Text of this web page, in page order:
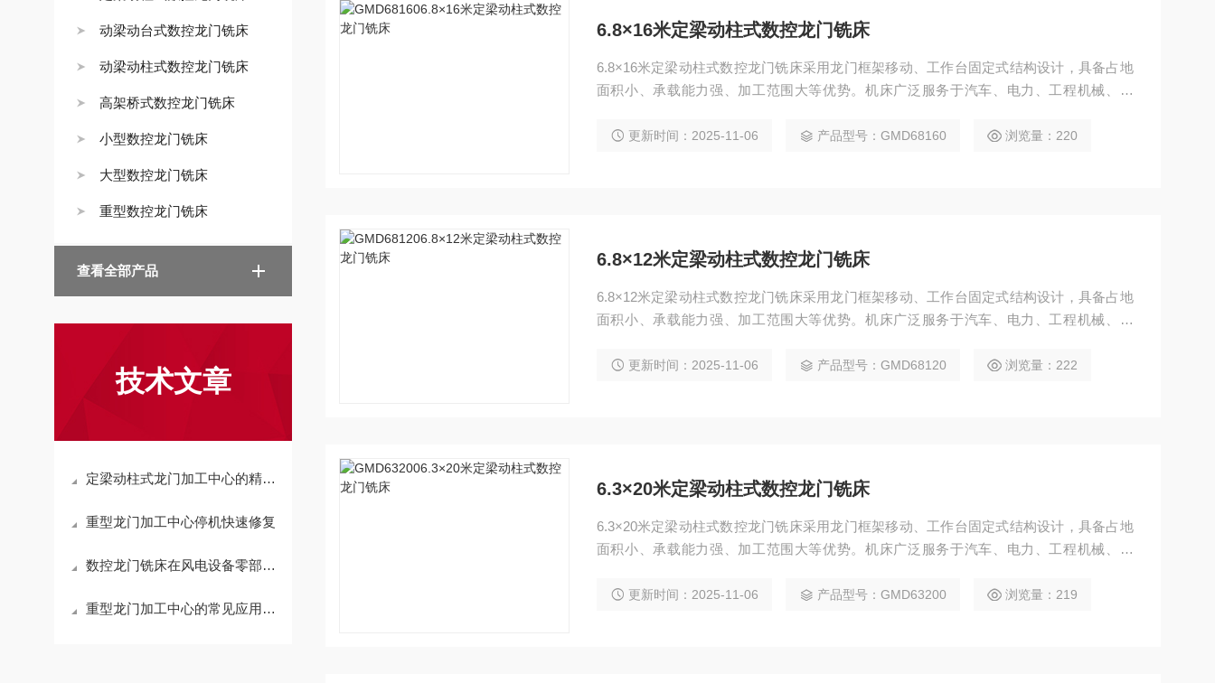
动梁动台式数控龙门铣床
动梁动柱式数控龙门铣床
高架桥式数控龙门铣床
小型数控龙门铣床
大型数控龙门铣床
重型数控龙门铣床
查看全部产品
技术文章
定梁动柱式龙门加工中心的精度标准是什么？
重型龙门加工中心停机快速修复
数控龙门铣床在风电设备零部件加工中的应用
重型龙门加工中心的常见应用场景
6.8×16米定梁动柱式数控龙门铣床
6.8×16米定梁动柱式数控龙门铣床采用龙门框架移动、工作台固定式结构设计，具备占地
面积小、承载能力强、加工范围大等优势。机床广泛服务于汽车、电力、工程机械、模
支持三轴联动曲面加工。
更新时间：2025-11-06 产品型号：GMD68160 浏览量：220
6.8×12米定梁动柱式数控龙门铣床
6.8×12米定梁动柱式数控龙门铣床采用龙门框架移动、工作台固定式结构设计，具备占地
面积小、承载能力强、加工范围大等优势。机床广泛服务于汽车、电力、工程机械、模
支持三轴联动曲面加工。
更新时间：2025-11-06 产品型号：GMD68120 浏览量：222
6.3×20米定梁动柱式数控龙门铣床
6.3×20米定梁动柱式数控龙门铣床采用龙门框架移动、工作台固定式结构设计，具备占地
面积小、承载能力强、加工范围大等优势。机床广泛服务于汽车、电力、工程机械、模
支持三轴联动曲面加工。
更新时间：2025-11-06 产品型号：GMD63200 浏览量：219